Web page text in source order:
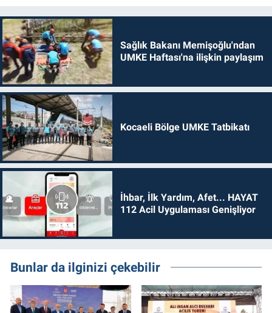
Sağlık Bakanı Memişoğlu'ndan
UMKE Haftası'na ilişkin paylaşım
Kocaeli Bölge UMKE Tatbikatı
İhbar, İlk Yardım, Afet... HAYAT
112 Acil Uygulaması Genişliyor
Bunlar da ilginizi çekebilir